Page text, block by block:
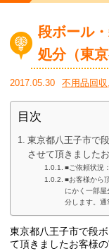
段ボール
処分（東京
2017.05.30 不用品回収,
目次
東京都八王子市で
させて頂きました
■ご依頼状況
■お客様から
にかく一部
分します。通
東京都八王子市で段
て頂きましたお客様の